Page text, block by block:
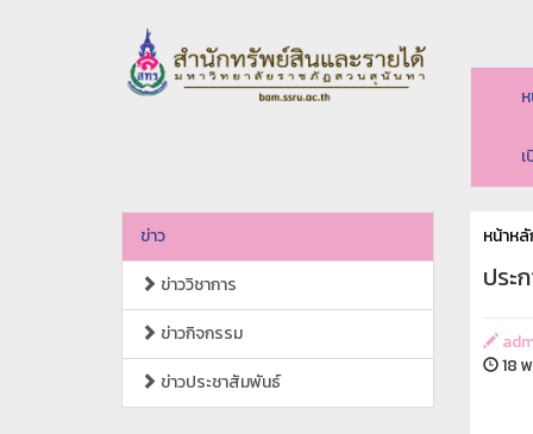
ข่าว
ข่าววิชาการ
ข่าวกิจกรรม
ข่าวประชาสัมพันธ์
หน้าห
ประ
18